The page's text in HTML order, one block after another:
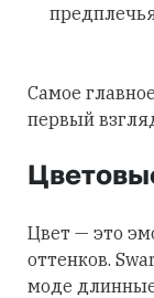
Самое
первый
Цвет — это
оттенков.
моде